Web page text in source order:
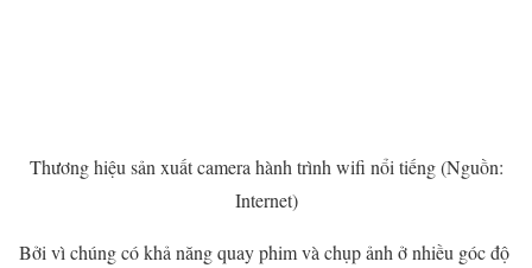
Thương hiệu sản xuất camera hành trình wifi nổi tiếng (Nguồn:
Internet)
Bởi vì chúng có khả năng quay phim và chụp ảnh ở nhiều góc độ